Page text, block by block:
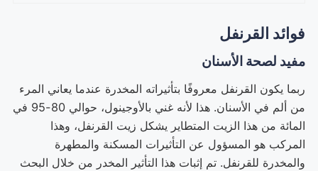
فوائد القرنفل
مفيد لصحة الأسنان
ربما يكون القرنفل معروفًا بتأثيراته المخدرة عندما يعاني المرء
من ألم في الأسنان. هذا لأنه غني بالأوجينول، حوالي 80-95 في
المائة من هذا الزيت المتطاير يشكل زيت القرنفل، وهذا
المركب هو المسؤول عن التأثيرات المسكنة والمطهرة
والمخدرة للقرنفل. تم إثبات هذا التأثير المخدر من خلال البحث